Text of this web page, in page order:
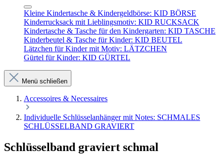
Kleine Kindertasche & Kindergeldbörse: KID BÖRSE
Kinderrucksack mit Lieblingsmotiv: KID RUCKSACK
Kindertasche & Tasche für den Kindergarten: KID TASCHE
Kinderbeutel & Tasche für Kinder: KID BEUTEL
Lätzchen für Kinder mit Motiv: LÄTZCHEN
Gürtel für Kinder: KID GÜRTEL
Menü schließen
Accessoires & Necessaires
Individuelle Schlüsselanhänger mit Notes: SCHMALES
SCHLÜSSELBAND GRAVIERT
Schlüsselband graviert schmal